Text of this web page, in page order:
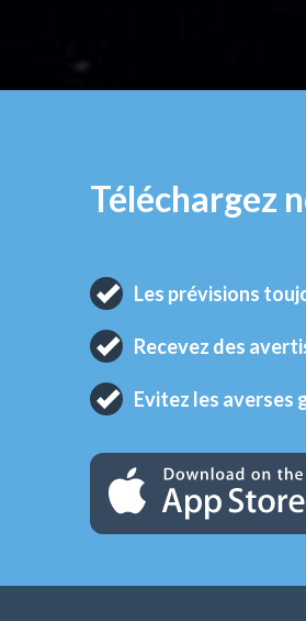
Téléchargez
Les prévisions
Recevez des
Evitez les averses